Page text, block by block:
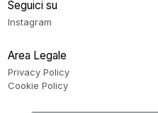
Seguici su
Instagram
Area Legale
Privacy Policy
Cookie Policy